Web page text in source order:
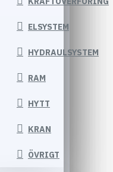
ELSYSTEM
HYDRAULSYSTEM
RAM
HYTT
KRAN
ÖVRIGT